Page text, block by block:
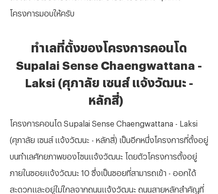
โครงการมอบให้ครับ
ทำเลที่ตั้งของโครงการคอนโด
Supalai Sense Chaengwattana -
Laksi (ศุภาลัย เซนส์ แจ้งวัฒนะ -
หลักสี่)
โครงการคอนโด Supalai Sense Chaengwattana - Laksi
(ศุภาลัย เซนส์ แจ้งวัฒนะ - หลักสี่) เป็นอีกหนึ่งโครงการที่ตั้งอยู่
บนทำเลศักยภาพของโซนแจ้งวัฒนะ โดยตัวโครงการตั้งอยู่
ภายในซอยแจ้งวัฒนะ 10 ซึ่งเป็นซอยที่สามารถเข้า - ออกได้
สะดวกและอยู่ไม่ไกลจากถนนแจ้งวัฒนะ ถนนสายหลักสำคัญที่